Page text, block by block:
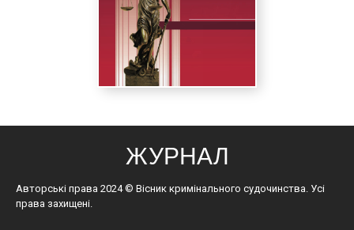
ЖУРНАЛ
Авторські права 2024 © Вісник кримінального судочинства. Усі
права захищені.